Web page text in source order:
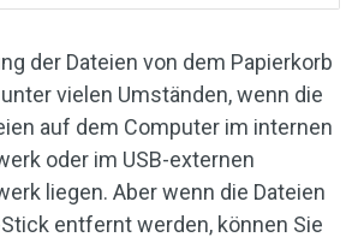
der Dateien von dem Papierkorb
vielen Umständen, wenn die
auf dem Computer im internen
oder im USB-externen
liegen. Aber wenn die Dateien
entfernt werden, können Sie